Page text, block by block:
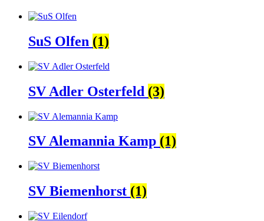
SuS Olfen (1)
SV Adler Osterfeld (3)
SV Alemannia Kamp (1)
SV Biemenhorst (1)